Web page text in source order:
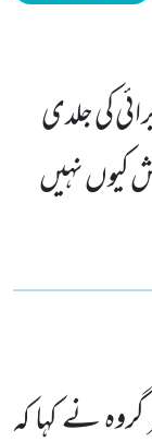
کی جلدی
کیوں نہیں
نے کہا کہ